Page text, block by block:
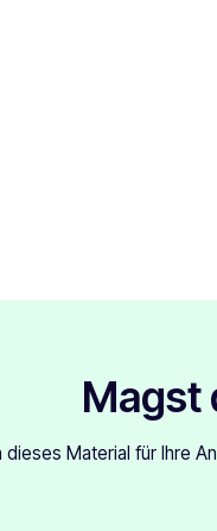
Magst
dieses Material für Ihre